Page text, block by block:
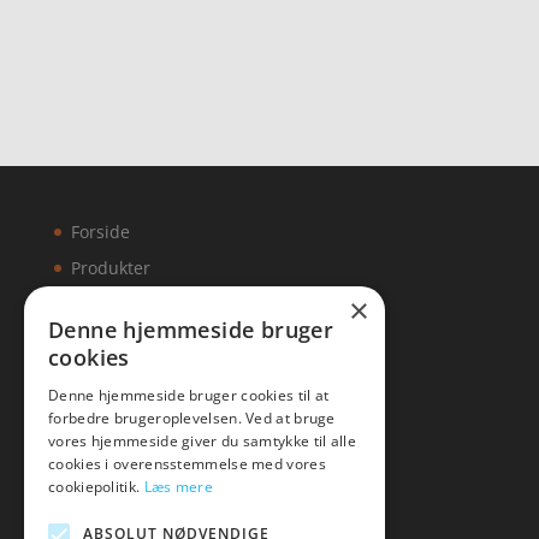
Forside
Produkter
Artikler
Malawigruppen
×
Denne hjemmeside bruger
cookies
Denne hjemmeside bruger cookies til at
forbedre brugeroplevelsen. Ved at bruge
vores hjemmeside giver du samtykke til alle
cookies i overensstemmelse med vores
cookiepolitik. Læs mere
ABSOLUT NØDVENDIGE